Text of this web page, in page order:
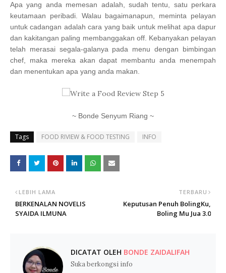
Apa yang anda memesan adalah, sudah tentu, satu perkara
keutamaan peribadi. Walau bagaimanapun, meminta pelayan
untuk cadangan adalah cara yang baik untuk melihat apa dapur
dan kakitangan paling membanggakan off. Kebanyakan pelayan
telah merasai segala-galanya pada menu dengan bimbingan
chef, maka mereka akan dapat membantu anda menempah
dan menentukan apa yang anda makan.
~ Bonde Senyum Riang ~
Tags FOOD RIVIEW & FOOD TESTING INFO
TERBARU
Keputusan Penuh BolingKu,
Boling Mu Jua 3.0
LEBIH LAMA
BERKENALAN NOVELIS
SYAIDA ILMUNA
DICATAT OLEH BONDE ZAIDALIFAH
Suka berkongsi info